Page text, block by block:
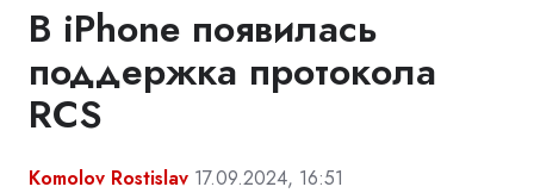
В iPhone появилась
поддержка протокола
RCS
Komolov Rostislav 17.09.2024, 16:51